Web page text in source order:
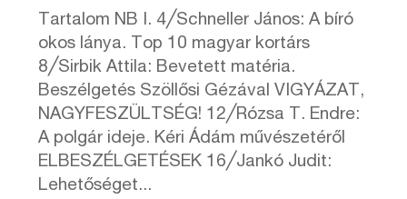
Tartalom NB I. 4╱Schneller János: A bíró
okos lánya. Top 10 magyar kortárs
8╱Sirbik Attila: Bevetett matéria.
Beszélgetés Szöllősi Gézával VIGYÁZAT,
NAGYFESZÜLTSÉG! 12╱Rózsa T. Endre:
A polgár ideje. Kéri Ádám művészetéről
ELBESZÉLGETÉSEK 16╱Jankó Judit:
Lehetőséget...